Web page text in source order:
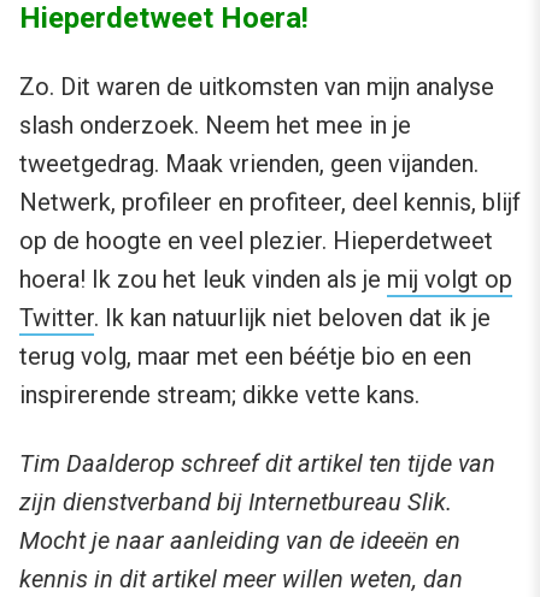
Hieperdetweet Hoera!
Zo. Dit waren de uitkomsten van mijn analyse
slash onderzoek. Neem het mee in je
tweetgedrag. Maak vrienden, geen vijanden.
Netwerk, profileer en profiteer, deel kennis, blijf
op de hoogte en veel plezier. Hieperdetweet
hoera! Ik zou het leuk vinden als je mij volgt op
Twitter. Ik kan natuurlijk niet beloven dat ik je
terug volg, maar met een béétje bio en een
inspirerende stream; dikke vette kans.
Tim Daalderop schreef dit artikel ten tijde van
zijn dienstverband bij Internetbureau Slik.
Mocht je naar aanleiding van de ideeën en
kennis in dit artikel meer willen weten, dan